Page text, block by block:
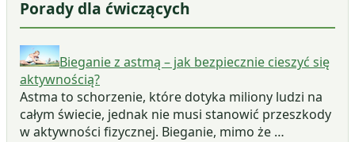
Porady dla ćwiczących
Bieganie z astmą – jak bezpiecznie cieszyć się
aktywnością?
Astma to schorzenie, które dotyka miliony ludzi na
całym świecie, jednak nie musi stanowić przeszkody
w aktywności fizycznej. Bieganie, mimo że …